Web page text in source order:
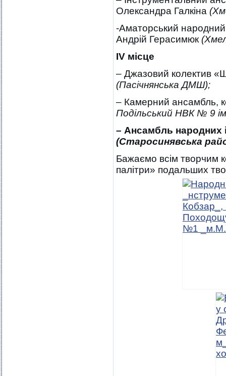
Олександра Галкіна
-Аматорський
Андрій Герасимюк
ІV місце
– Джазовий колектив
(Пасічнянська ДМШ);
– Камерний ансамбль,
Подільський НВК № 9
– Ансамбль народних
(Старосинявська
Бажаємо всім творчим
палітри» подальших